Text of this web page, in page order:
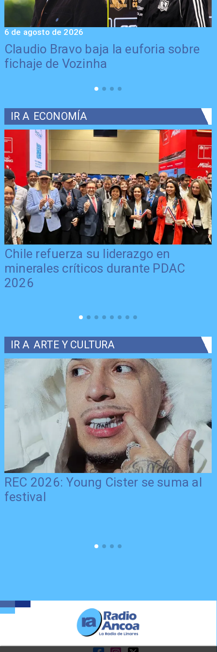
Claudio Bravo baja la euforia sobre
fichaje de Vozinha
6 de agosto de 2026
IR A ECONOMÍA
Chile refuerza su liderazgo en
minerales críticos durante PDAC
2026
IR A ARTE Y CULTURA
REC 2026: Young Cister se suma al
festival